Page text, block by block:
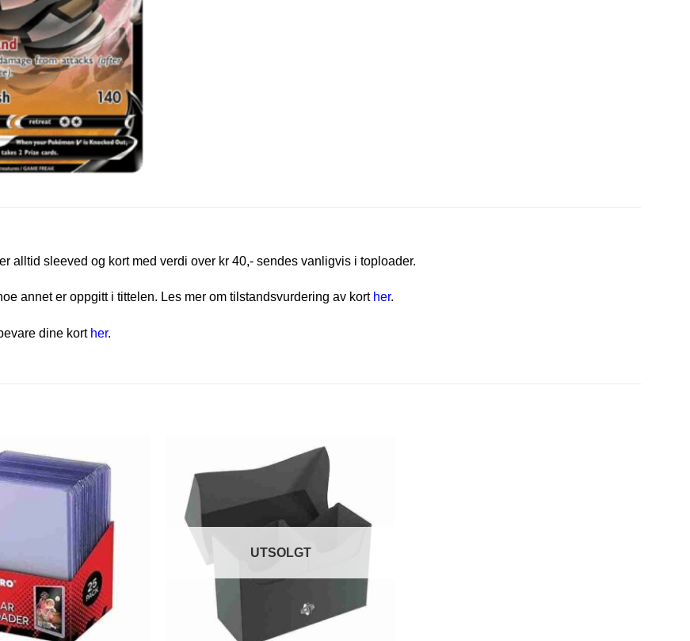
alltid sleeved og kort med verdi over kr 40,- sendes vanligvis i toploader.
annet er oppgitt i tittelen. Les mer om tilstandsvurdering av kort her.
dine kort her.
UTSOLGT